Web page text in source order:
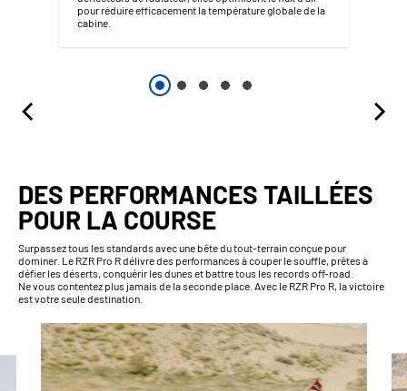
pour réduire efficacement la température globale de la
cabine.
DES PERFORMANCES TAILLÉES
POUR LA COURSE
Surpassez tous les standards avec une bête du tout-terrain conçue pour
dominer. Le RZR Pro R délivre des performances à couper le souffle, prêtes à
défier les déserts, conquérir les dunes et battre tous les records off-road.
Ne vous contentez plus jamais de la seconde place. Avec le RZR Pro R, la victoire
est votre seule destination.